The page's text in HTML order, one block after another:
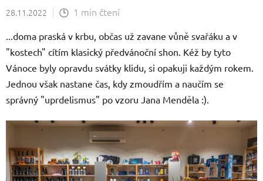
28.11.2022 1 min čtení
...doma praská v krbu, občas už zavane vůně svařáku a v
"kostech" cítím klasický předvánoční shon. Kéž by tyto
Vánoce byly opravdu svátky klidu, si opakuji každým rokem.
Jednou však nastane čas, kdy zmoudřím a naučím se
správný "uprdelismus" po vzoru Jana Menděla :).